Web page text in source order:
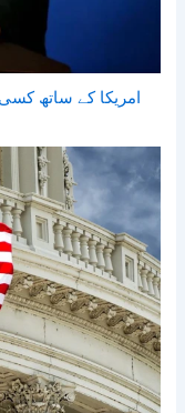
امریکا کے ساتھ